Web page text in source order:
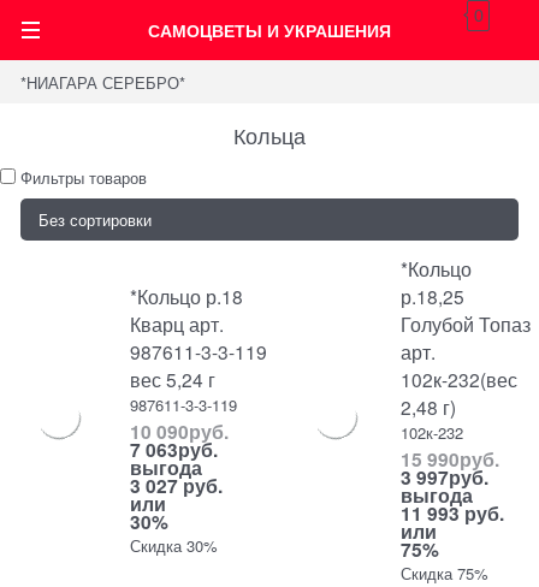
САМОЦВЕТЫ И УКРАШЕНИЯ
0
*НИАГАРА СЕРЕБРО*
Кольца
Фильтры товаров
*Кольцо р.18
Кварц арт.
987611-3-3-119
вес 5,24 г
987611-3-3-119
10 090руб.
7 063руб.
выгода
3 027 руб.
или
30%
Скидка 30%
*Кольцо
р.18,25
Голубой Топаз
арт.
102к-232(вес
2,48 г)
102к-232
15 990руб.
3 997руб.
выгода
11 993 руб.
или
75%
Скидка 75%